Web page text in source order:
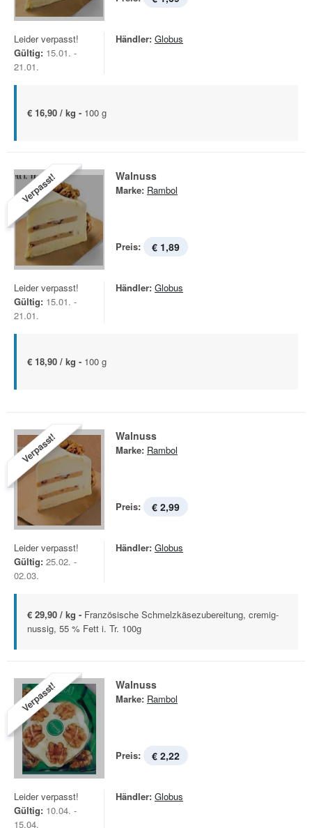
Leider verpasst!
Gültig: 15.01. -
21.01.
Händler: Globus
€ 16,90 / kg - 100 g
Verpasst! Walnuss
Marke: Rambol
Preis: € 1,89
Leider verpasst!
Gültig: 15.01. -
21.01.
Händler: Globus
€ 18,90 / kg - 100 g
Verpasst! Walnuss
Marke: Rambol
Preis: € 2,99
Leider verpasst!
Gültig: 25.02. -
02.03.
Händler: Globus
€ 29,90 / kg - Französische Schmelzkäsezubereitung, cremig-
nussig, 55 % Fett i. Tr. 100g
Verpasst! Walnuss
Marke: Rambol
Preis: € 2,22
Leider verpasst!
Gültig: 10.04. -
15.04.
Händler: Globus